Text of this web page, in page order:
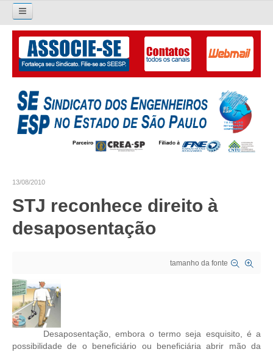
Pesquisar...
O SINDICATO
APRESENTAÇÃO
PALAVRA DO PRESIDENTE
SUBSEDES SINDICAIS
CRESCE BRASIL
CONSELHO TECNOLÓGICO
HISTÓRICO E ATUAÇÃO
13/08/2010
STJ reconhece direito à
desaposentação
tamanho da fonte
Desaposentação, embora o termo seja esquisito, é a
possibilidade de o beneficiário ou beneficiária abrir mão da